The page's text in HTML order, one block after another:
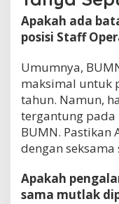
Apakah ada
posisi Staff
Umumnya,
maksimal untuk
tahun. Namun,
tergantung
BUMN. Pastikan
dengan
Apakah
sama mutlak